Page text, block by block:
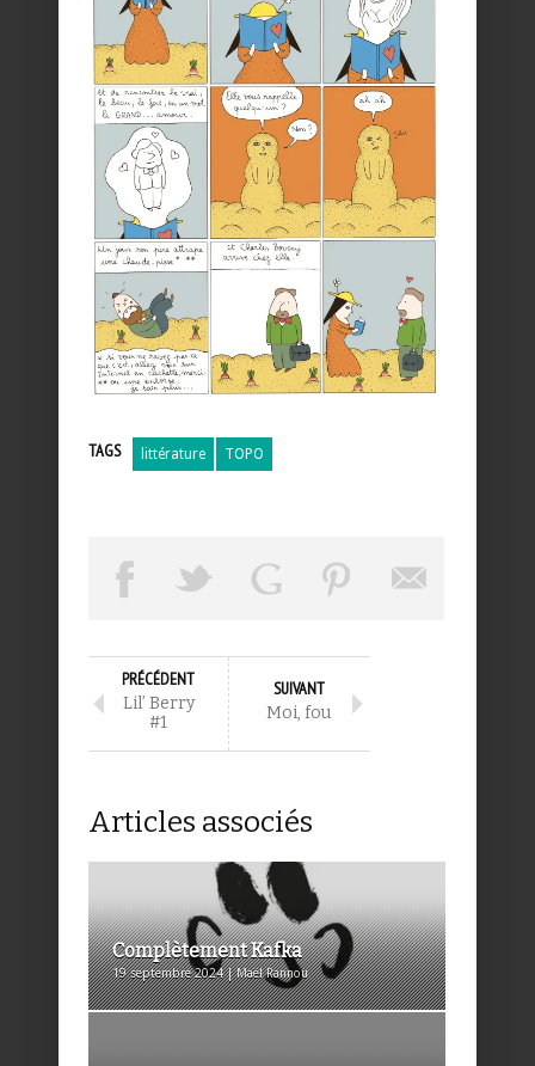
TAGS littérature TOPO
PRÉCÉDENT
Lil’ Berry
#1
SUIVANT
Moi, fou
Articles associés
Complètement Kafka
19 septembre 2024 | Maël Rannou